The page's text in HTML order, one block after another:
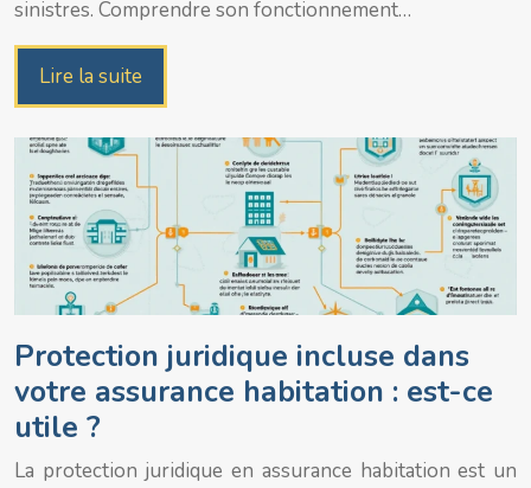
sinistres. Comprendre son fonctionnement…
Lire la suite
Protection juridique incluse dans
votre assurance habitation : est-ce
utile ?
La protection juridique en assurance habitation est un